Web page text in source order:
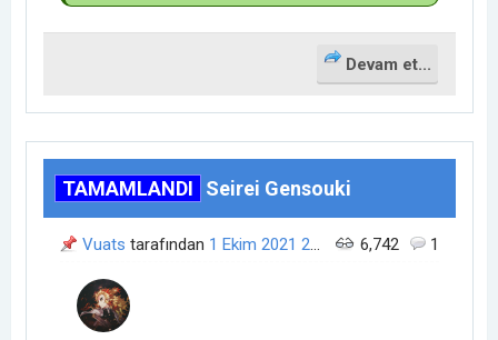
Devam et...
TAMAMLANDI Seirei Gensouki
1
6,742
Vuats tarafından 1 Ekim 2021 23:47 zamanında açıldı.